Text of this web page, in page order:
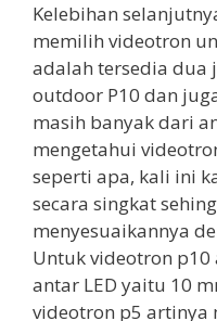
Kelebihan
memilih videotron
adalah tersedia dua
outdoor P10 dan
masih banyak dari
mengetahui
seperti apa, kali ini
secara singkat
menyesuaikannya
Untuk videotron
antar LED yaitu 10
videotron p5 artinya